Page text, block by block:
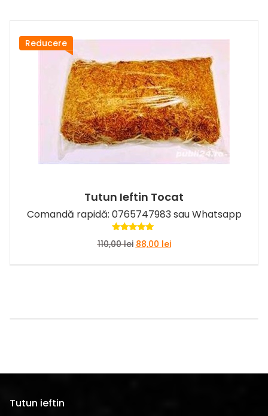
Reducere
Tutun Ieftin Tocat
Comandă rapidă: 0765747983sauWhatsapp
5.00
110,00lei Prețul
88,00 leiPrețul
Tutun ieftin